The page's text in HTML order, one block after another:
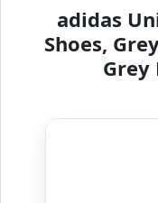
adidas
Shoes,
Grey